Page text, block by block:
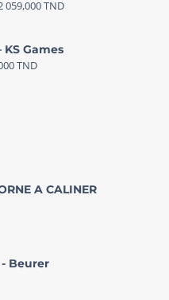
059,000TND
KS Games
TND
A CALINER
Beurer